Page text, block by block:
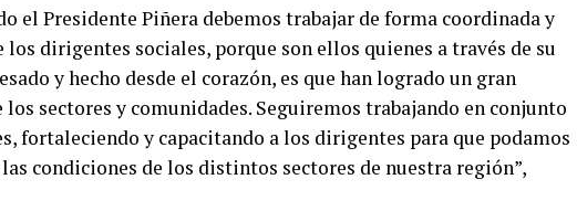
el Presidente Piñera debemos trabajar de forma coordinada y
los dirigentes sociales, porque son ellos quienes a través de su
y hecho desde el corazón, es que han logrado un gran
sectores y comunidades. Seguiremos trabajando en conjunto
fortaleciendo y capacitando a los dirigentes para que podamos
condiciones de los distintos sectores de nuestra región”,